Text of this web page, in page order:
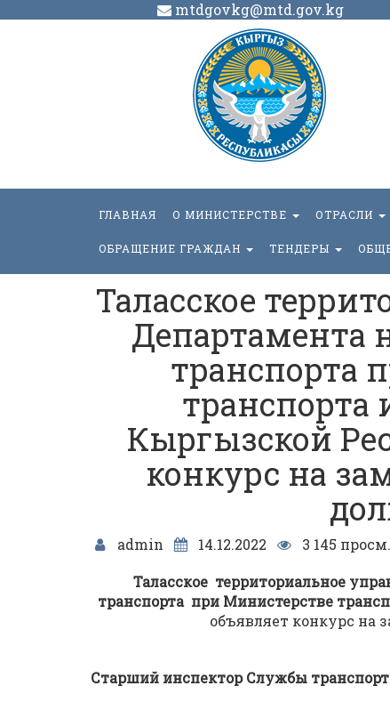
mtdgovkg@mtd.gov.kg
ГЛАВНАЯ О МИНИСТЕРСТВЕ ОТРАСЛИ
ОБРАЩЕНИЕ ГРАЖДАН ТЕНДЕРЫ
Таласское
Департамента
транспорта
Кыргызской
конкурс на
admin 14.12.2022
3 145 просм.
Таласское территориальное
транспорта при Министерстве
объявляет конкурс на
Старший инспектор Службы